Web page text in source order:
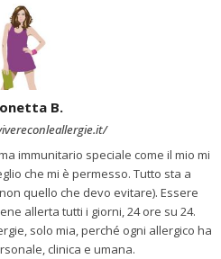
B.
immunitario speciale come il mio mi
che mi è permesso. Tutto sta a
quello che devo evitare). Essere
allerta tutti i giorni, 24 ore su 24.
solo mia, perché ogni allergico ha
clinica e umana.